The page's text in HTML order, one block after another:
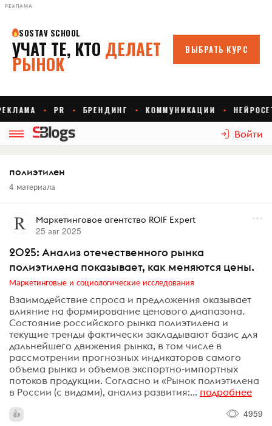
РЕКЛАМА
Войти
полиэтилен
4 материала
Маркетинговое агентство ROIF Expert
25 авг 2025
2025: Анализ отечественного рынка
полиэтилена показывает, как меняются цены.
Маркетинговые и социологические исследования
Взаимодействие спроса и предложения оказывает
влияние на формирование ценового диапазона.
Состояние российского рынка полиэтилена и
текущие тренды фактически закладывают базис для
дальнейшего движения рынка, в том числе в
рассмотрении прогнозных индикаторов самого
объема рынка и объемов экспортно-импортных
потоков продукции. Согласно и «Рынок полиэтилена
в России (с видами), анализ развития:... подробнее
4959